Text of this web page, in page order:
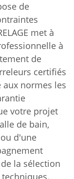
de
met à
à
de
certifiés
normes les
votre projet
de bain,
d'une
la sélection